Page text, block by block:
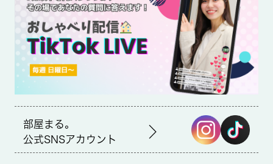
に利用できるロフトが付いているので、天井が高く解放感があり
ます。最上階のアパートです。賃貸物件のことなら、豊富な物件
情報を取り扱う当社にお任せ下さい。当社スタッフが、お客様の
ライフスタイルに合った物件をご紹介いたします。【初期費用】
家財保険（２年間）１７，０００円クリーニング代４１，８００
円（契約時払い・解約時払い選択可）保証料：（賃料＋共益費）
の５０％～鍵交換代：１３，７５０円※６ヶ月未満の解約の場
合、早期違約金として賃料の１ヶ月分がかかります。
部屋まる。
公式SNSアカウント